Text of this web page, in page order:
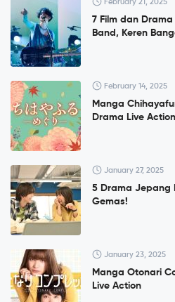
February 21, 2025
7 Film dan
Band, Keren
February 14, 2025
Manga
Drama Live
January 27, 2025
5 Drama Jepang
Gemas!
January 23, 2025
Manga Otonari
Live Action